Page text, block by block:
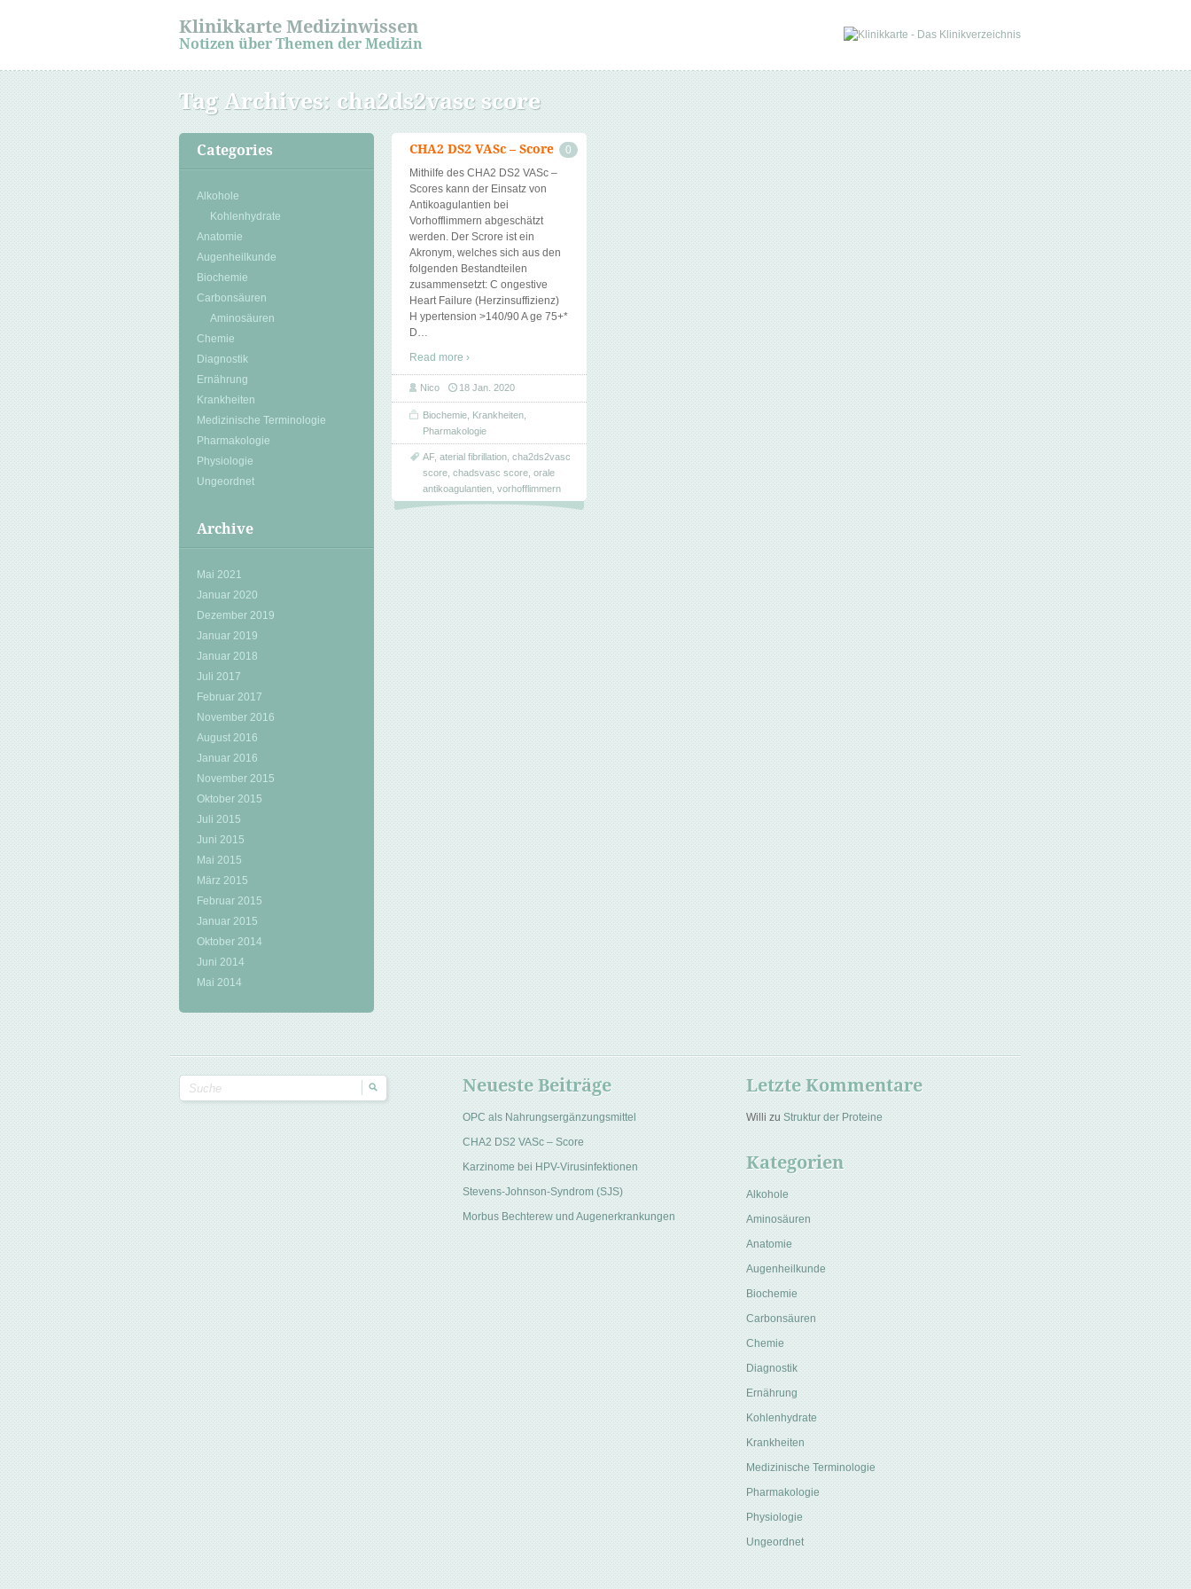
Klinikkarte Medizinwissen
Notizen über Themen der Medizin
Tag Archives: cha2ds2vasc score
Categories
Alkohole
Kohlenhydrate
Anatomie
Augenheilkunde
Biochemie
Carbonsäuren
Aminosäuren
Chemie
Diagnostik
Ernährung
Krankheiten
Medizinische Terminologie
Pharmakologie
Physiologie
Ungeordnet
Archive
Mai 2021
Januar 2020
Dezember 2019
Januar 2019
Januar 2018
Juli 2017
Februar 2017
November 2016
August 2016
Januar 2016
November 2015
Oktober 2015
Juli 2015
Juni 2015
Mai 2015
März 2015
Februar 2015
Januar 2015
Oktober 2014
Juni 2014
Mai 2014
CHA2 DS2 VASc – Score
0
Mithilfe des CHA2 DS2 VASc –
Scores kann der Einsatz von
Antikoagulantien bei
Vorhofflimmern abgeschätzt
werden. Der Scrore ist ein
Akronym, welches sich aus den
folgenden Bestandteilen
zusammensetzt: C ongestive
Heart Failure (Herzinsuffizienz)
H ypertension >140/90 A ge 75+*
D…
Read more ›
Nico 18 Jan. 2020
Biochemie Krankheiten
Pharmakologie
AF, aterial fibrillation cha2ds2vasc
score chadsvasc score orale
antikoagulantien vorhofflimmern
Neueste Beiträge
OPC als Nahrungsergänzungsmittel
CHA2 DS2 VASc – Score
Karzinome bei HPV-Virusinfektionen
Stevens-Johnson-Syndrom (SJS)
Morbus Bechterew und Augenerkrankungen
Letzte Kommentare
Willi zu Struktur der Proteine
Kategorien
Alkohole
Aminosäuren
Anatomie
Augenheilkunde
Biochemie
Carbonsäuren
Chemie
Diagnostik
Ernährung
Kohlenhydrate
Krankheiten
Medizinische Terminologie
Pharmakologie
Physiologie
Ungeordnet